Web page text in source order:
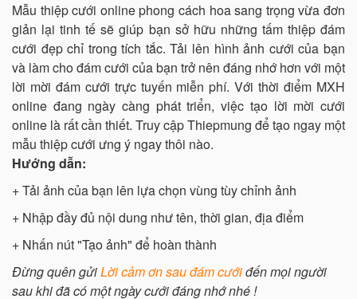
Mẫu thiệp cưới online phong cách hoa sang trọng vừa đơn
giản lại tinh tế sẽ giúp bạn sở hữu những tấm thiệp đám
cưới đẹp chỉ trong tích tắc. Tải lên hình ảnh cưới của bạn
và làm cho đám cưới của bạn trở nên đáng nhớ hơn với một
lời mời đám cưới trực tuyến miễn phí. Với thời điểm MXH
online đang ngày càng phát triển, việc tạo lời mời cưới
online là rất cần thiết. Truy cập Thiepmung để tạo ngay một
mẫu thiệp cưới ưng ý ngay thôi nào.
Hướng dẫn:
+ Tải ảnh của bạn lên lựa chọn vùng tùy chỉnh ảnh
+ Nhập đầy đủ nội dung như tên, thời gian, địa điểm
+ Nhấn nút "Tạo ảnh" để hoàn thành
Đừng quên gửiLời cảm ơn sau đám cướiđến mọi người
sau khi đã có một ngày cưới đáng nhớ nhé !